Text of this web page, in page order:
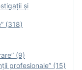
şi
(318)
(9)
profesionale” (15)